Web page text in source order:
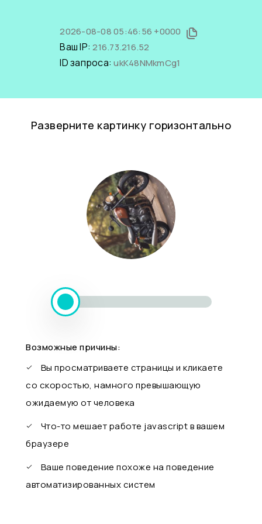
2026-08-08 05:46:56 +0000
Ваш IP:216.73.216.52
ID запроса:ukK48NMkmCg1
Разверните картинку горизонтально
Возможные причины:
Вы просматриваете страницы и кликаете
со скоростью, намного превышающую
ожидаемую от человека
Что-то мешает работе javascript в вашем
браузере
Ваше поведение похоже на поведение
автоматизированных систем